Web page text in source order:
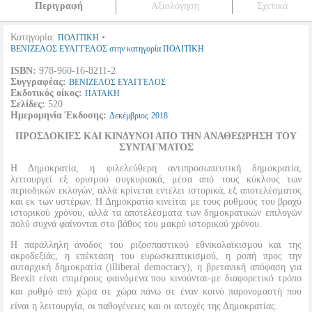
Περιγραφή Αξιολόγηση Σχετικά
Κατηγορία: ΠΟΛΙΤΙΚΗ •
ΒΕΝΙΖΕΛΟΣ ΕΥΑΓΓΕΛΟΣ στην κατηγορία ΠΟΛΙΤΙΚΗ
ISBN: 978-960-16-8211-2
Συγγραφέας: ΒΕΝΙΖΕΛΟΣ ΕΥΑΓΓΕΛΟΣ
Εκδοτικός οίκος: ΠΑΤΑΚΗ
Σελίδες: 520
Ημερομηνία Έκδοσης: Δεκέμβριος 2018
ΠΡΟΣΔΟΚΙΕΣ ΚΑΙ ΚΙΝΔΥΝΟΙ ΑΠΟ ΤΗΝ ΑΝΑΘΕΩΡΗΣΗ ΤΟΥ
ΣΥΝΤΑΓΜΑΤΟΣ
Η Δημοκρατία, η φιλελεύθερη αντιπροσωπευτική δημοκρατία,
λειτουργεί εξ ορισμού συγκυριακά, μέσα από τους κύκλους των
περιοδικών εκλογών, αλλά κρίνεται εντέλει ιστορικά, εξ αποτελέσματος
και εκ των υστέρων. Η Δημοκρατία κινείται με τους ρυθμούς του βραχύ
ιστορικού χρόνου, αλλά τα αποτελέσματα των δημοκρατικών επιλογών
πολύ συχνά φαίνονται στο βάθος του μακρύ ιστορικού χρόνου.
Η παράλληλη άνοδος του ριζοσπαστικού εθνικολαϊκισμού και της
ακροδεξιάς, η επέκταση του ευρωσκεπτικισμού, η ροπή προς την
αυταρχική δημοκρατία (illiberal democracy), η βρετανική απόφαση για
Brexit είναι επιμέρους φαινόμενα που κινούνται-με διαφορετικό τρόπο
και ρυθμό από χώρα σε χώρα πάνω σε έναν κοινό παρονομαστή που
είναι η λειτουργία, οι παθογένειες και οι αντοχές της Δημοκρατίας.